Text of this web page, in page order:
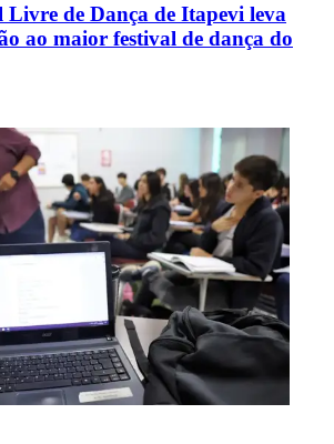
de Dança de Itapevi leva
ao maior festival de dança do